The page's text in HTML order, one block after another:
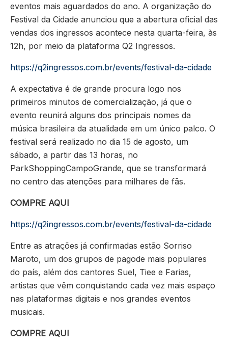
eventos mais aguardados do ano. A organização do
Festival da Cidade anunciou que a abertura oficial das
vendas dos ingressos acontece nesta quarta-feira, às
12h, por meio da plataforma Q2 Ingressos.
https://q2ingressos.com.br/events/festival-da-cidade
A expectativa é de grande procura logo nos
primeiros minutos de comercialização, já que o
evento reunirá alguns dos principais nomes da
música brasileira da atualidade em um único palco. O
festival será realizado no dia 15 de agosto, um
sábado, a partir das 13 horas, no
ParkShoppingCampoGrande, que se transformará
no centro das atenções para milhares de fãs.
COMPRE AQUI
https://q2ingressos.com.br/events/festival-da-cidade
Entre as atrações já confirmadas estão Sorriso
Maroto, um dos grupos de pagode mais populares
do país, além dos cantores Suel, Tiee e Farias,
artistas que vêm conquistando cada vez mais espaço
nas plataformas digitais e nos grandes eventos
musicais.
COMPRE AQUI